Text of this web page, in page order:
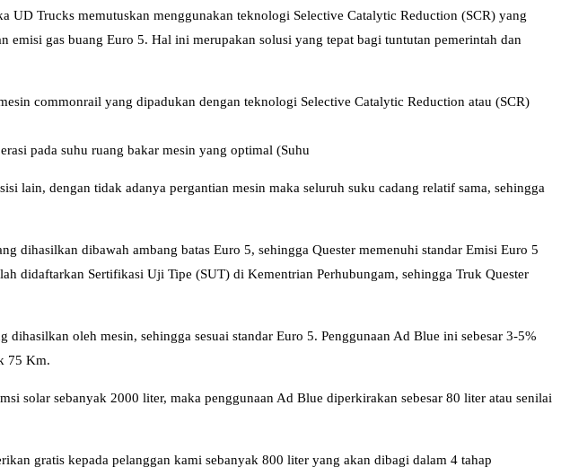
UD Trucks memutuskan menggunakan teknologi Selective Catalytic Reduction (SCR) yang
emisi gas buang Euro 5. Hal ini merupakan solusi yang tepat bagi tuntutan pemerintah dan
commonrail yang dipadukan dengan teknologi Selective Catalytic Reduction atau (SCR)
pada suhu ruang bakar mesin yang optimal (Suhu
lain, dengan tidak adanya pergantian mesin maka seluruh suku cadang relatif sama, sehingga
dihasilkan dibawah ambang batas Euro 5, sehingga Quester memenuhi standar Emisi Euro 5
didaftarkan Sertifikasi Uji Tipe (SUT) di Kementrian Perhubungam, sehingga Truk Quester
oleh mesin, sehingga sesuai standar Euro 5. Penggunaan Ad Blue ini sebesar 3-5%
75 Km.
solar sebanyak 2000 liter, maka penggunaan Ad Blue diperkirakan sebesar 80 liter atau senilai
gratis kepada pelanggan kami sebanyak 800 liter yang akan dibagi dalam 4 tahap